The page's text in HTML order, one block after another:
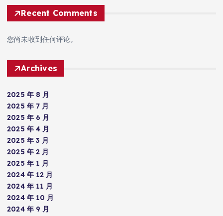
Recent Comments
您尚未收到任何评论。
Archives
2025 年 8 月
2025 年 7 月
2025 年 6 月
2025 年 4 月
2025 年 3 月
2025 年 2 月
2025 年 1 月
2024 年 12 月
2024 年 11 月
2024 年 10 月
2024 年 9 月